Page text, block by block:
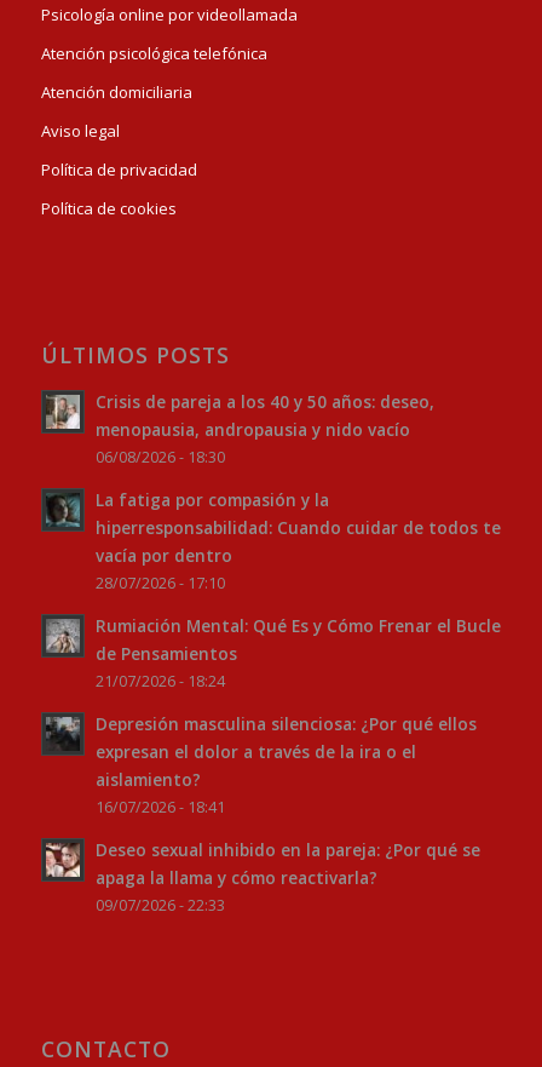
Psicología online por videollamada
Atención psicológica telefónica
Atención domiciliaria
Aviso legal
Política de privacidad
Política de cookies
ÚLTIMOS POSTS
Crisis de pareja a los 40 y 50 años: deseo,
menopausia, andropausia y nido vacío
06/08/2026 - 18:30
La fatiga por compasión y la
hiperresponsabilidad: Cuando cuidar de todos te
vacía por dentro
28/07/2026 - 17:10
Rumiación Mental: Qué Es y Cómo Frenar el Bucle
de Pensamientos
21/07/2026 - 18:24
Depresión masculina silenciosa: ¿Por qué ellos
expresan el dolor a través de la ira o el
aislamiento?
16/07/2026 - 18:41
Deseo sexual inhibido en la pareja: ¿Por qué se
apaga la llama y cómo reactivarla?
09/07/2026 - 22:33
CONTACTO